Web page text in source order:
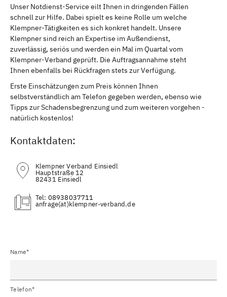
Unser Notdienst-Service eilt Ihnen in dringenden Fällen
schnell zur Hilfe. Dabei spielt es keine Rolle um welche
Klempner-Tätigkeiten es sich konkret handelt. Unsere
Klempner sind reich an Expertise im Außendienst,
zuverlässig, seriös und werden ein Mal im Quartal vom
Klempner-Verband geprüft. Die Auftragsannahme steht
Ihnen ebenfalls bei Rückfragen stets zur Verfügung.
Erste Einschätzungen zum Preis können Ihnen
selbstverständlich am Telefon gegeben werden, ebenso wie
Tipps zur Schadensbegrenzung und zum weiteren vorgehen -
natürlich kostenlos!
Kontaktdaten:
Klempner Verband Einsiedl
Hauptstraße 12
82431 Einsiedl
Tel: 08938037711
(at)
Name*
Telefon*